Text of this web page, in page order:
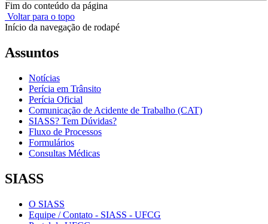
Fim do conteúdo da página
Voltar para o topo
Início da navegação de rodapé
Assuntos
Notícias
Perícia em Trânsito
Perícia Oficial
Comunicação de Acidente de Trabalho (CAT)
SIASS? Tem Dúvidas?
Fluxo de Processos
Formulários
Consultas Médicas
SIASS
O SIASS
Equipe / Contato - SIASS - UFCG